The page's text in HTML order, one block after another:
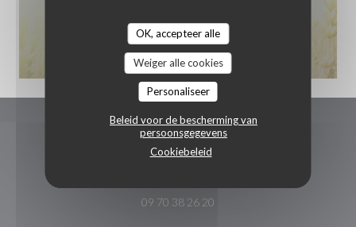
OK, accepteer alle
Weiger alle cookies
Personaliseer
Beleid voor de bescherming van
persoonsgegevens
Cookiebeleid
Les Merveilles Du Liban
((opent in
09 70 38 26 20